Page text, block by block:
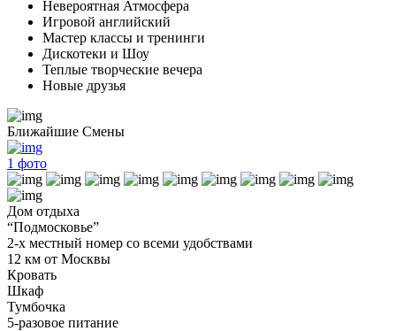
Невероятная Атмосфера
Игровой английский
Мастер классы и тренинги
Дискотеки и Шоу
Теплые творческие вечера
Новые друзья
Ближайшие Смены
1 фото
Дом отдыха
“Подмосковье”
2-х местный номер со всеми удобствами
12 км от Москвы
Кровать
Шкаф
Тумбочка
5-разовое питание